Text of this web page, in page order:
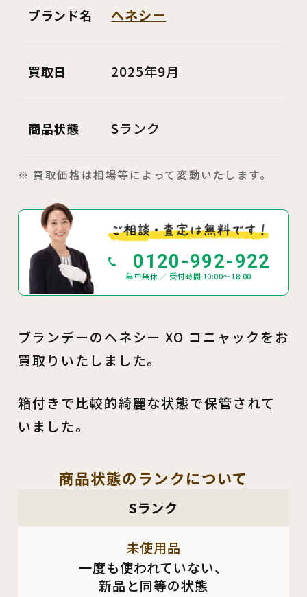
ブランド名 ヘネシー
買取日 2025年9月
商品状態 Sランク
※ 買取価格は相場等によって変動いたします。
0120-992-922
年中無休 ／ 受付時間 10:00～18:00
ブランデーのヘネシー XO コニャックをお
買取りいたしました。
箱付きで比較的綺麗な状態で保管されて
いました。
商品状態のランクについて
Sランク
未使用品
一度も使われていない、
新品と同等の状態